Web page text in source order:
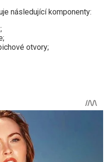
následující komponenty:
otvory;